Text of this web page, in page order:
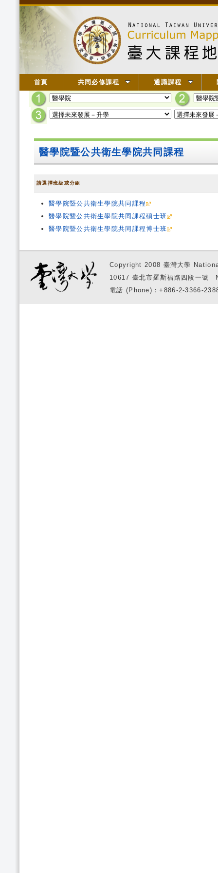
首頁 共同必修課程 通識課程
醫學院暨公共衛生學院共同課程
請選擇班級或分組
醫學院暨公共衛生學院共同課程
醫學院暨公共衛生學院共同課程碩士班
醫學院暨公共衛生學院共同課程博士班
Copyright 2008 臺灣大學
10617 臺北市羅斯福路四段一
電話 (Phone)：+886-2-3366-